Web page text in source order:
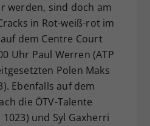
werden, sind doch am
in Rot-weiß-rot im
dem Centre Court
Uhr Paul Werren (ATP
Polen Maks
Ebenfalls auf dem
die ÖTV-Talente
und Syl Gaxherri